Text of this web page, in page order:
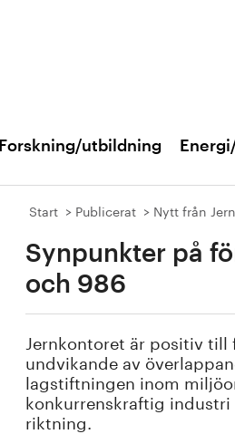
Forskning/utbildning
Start Publicerat Nytt från
Synpunkter på
och 986
Jernkontoret är positiv
undvikande av
lagstiftningen inom
konkurrenskraftig industri
riktning.